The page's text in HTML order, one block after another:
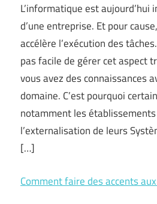
L’informatique est aujourd’hui
d’une entreprise. Et pour
accélère l’exécution des
pas facile de gérer cet aspect
vous avez des connaissances
domaine. C’est pourquoi
notamment les
l’externalisation de leurs
[…]
Comment faire des accents